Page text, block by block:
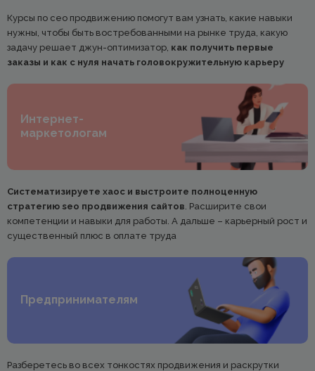
Курсы по сео продвижению помогут вам узнать, какие навыки
нужны, чтобы быть востребованными на рынке труда, какую
задачу решает джун-оптимизатор, как получить первые
заказы и как с нуля начать головокружительную карьеру
Интернет-
маркетологам
Систематизируете хаос и выстроите полноценную
стратегию seo продвижения сайтов . Расширите свои
компетенции и навыки для работы. А дальше – карьерный рост и
существенный плюс в оплате труда
Предпринимателям
Разберетесь во всех тонкостях продвижения и раскрутки